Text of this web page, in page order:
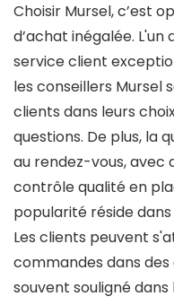
Choisir Mursel, c’est
d’achat inégalée.
service client
les conseillers Mursel
clients dans leurs
questions. De plus, la
au rendez-vous, avec
contrôle qualité en
popularité réside
Les clients peuvent
commandes dans
souvent souligné dans